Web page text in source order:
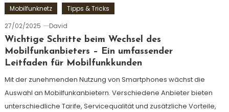
Mobilfunknetz
Tipps & Tricks
27/02/2025
David
Wichtige Schritte beim Wechsel des
Mobilfunkanbieters – Ein umfassender
Leitfaden für Mobilfunkkunden
Mit der zunehmenden Nutzung von Smartphones wächst die
Auswahl an Mobilfunkanbietern. Verschiedene Anbieter bieten
unterschiedliche Tarife, Servicequalität und zusätzliche Vorteile,